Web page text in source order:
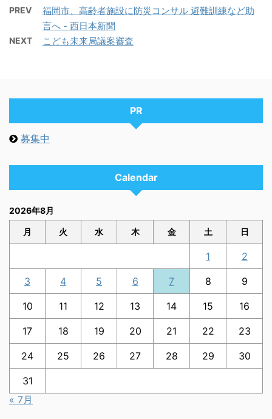
PREV
福岡市、高齢者施設に防災コンサル 避難訓練など助
言へ - 西日本新聞
NEXT こども未来局議案審査
PR
募集中
Calendar
2026年8月
月 火 水 木 金 土 日
1 2
3 4 5 6 7 8 9
10 11 12 13 14 15 16
17 18 19 20 21 22 23
24 25 26 27 28 29 30
31
« 7月